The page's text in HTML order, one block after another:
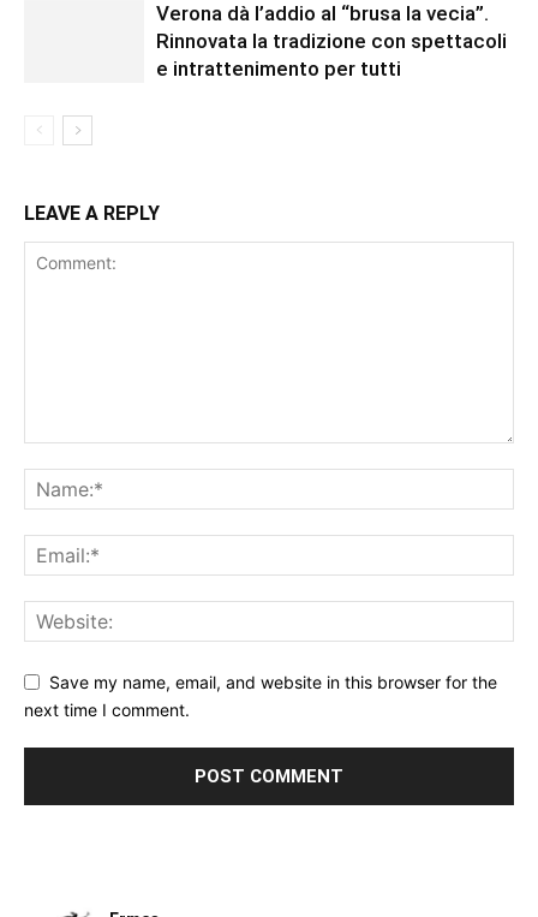
Verona dà l’addio al “brusa la vecia”.
Rinnovata la tradizione con spettacoli
e intrattenimento per tutti
LEAVE A REPLY
Save my name, email, and website in this browser for the
next time I comment.